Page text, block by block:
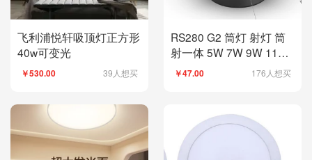
飞利浦悦轩吸顶灯正方形
40w可变光
￥530.00 39人想买
RS280 G2 筒灯 射灯 筒
射一体 5W 7W 9W 11W
24D 4000K筒灯灯具小面
￥47.00 176人想买